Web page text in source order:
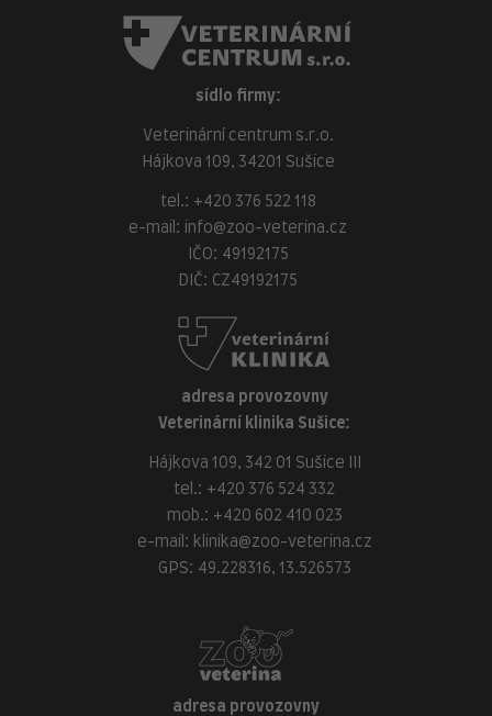
sídlo firmy:
Veterinární centrum s.r.o.
Hájkova 109, 34201 Sušice
tel.: +420 376 522 118
e-mail:
info@zoo-veterina.cz
IČO: 49192175
DIČ: CZ49192175
adresa provozovny
Veterinární klinika Sušice:
Hájkova 109, 342 01 Sušice III
tel.: +420 376 524 332
mob.: +420 602 410 023
e-mail: klinika@zoo-veterina.cz
GPS: 49.228316, 13.526573
adresa provozovny